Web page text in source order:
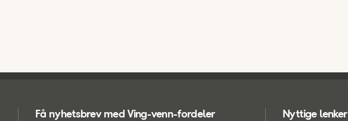
Få nyhetsbrev med Ving-venn-fordeler Nyttige lenker